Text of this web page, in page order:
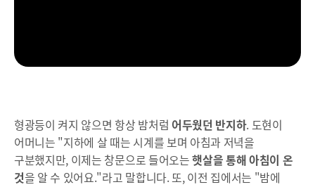
형광등이 켜지 않으면 항상 밤처럼 어두웠던 반지하. 도현이
어머니는 "지하에 살 때는 시계를 보며 아침과 저녁을
구분했지만, 이제는 창문으로 들어오는햇살을 통해 아침이 온
것을 알 수 있어요."라고 말합니다. 또, 이전 집에서는 "밤에